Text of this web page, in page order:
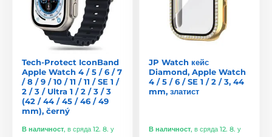
Tech-Protect IconBand
Apple Watch 4 / 5 / 6 / 7
/ 8 / 9 / 10 / 11 / 11 / SE 1 /
2 / 3 / Ultra 1 / 2 / 3 / 3
(42 / 44 / 45 / 46 / 49
mm), černý
В наличност, в сряда 12. 8. у
JP Watch кейс
Diamond, Apple Watch
4 / 5 / 6 / SE 1 / 2 / 3, 44
mm, златист
В наличност, в сряда 12. 8. у